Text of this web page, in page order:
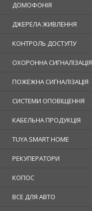
ДОМОФОНІЯ
ДЖЕРЕЛА ЖИВЛЕННЯ
КОНТРОЛЬ ДОСТУПУ
ОХОРОННА СИГНАЛІЗАЦІЯ
ПОЖЕЖНА СИГНАЛІЗАЦІЯ
СИСТЕМИ ОПОВІЩЕННЯ
КАБЕЛЬНА ПРОДУКЦІЯ
TUYA SMART HOME
РЕКУПЕРАТОРИ
КОПОС
ВСЕ ДЛЯ АВТО